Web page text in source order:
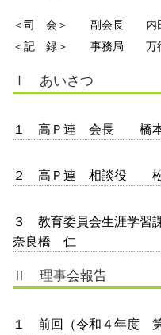
＜司 会＞ 副会長 内
＜記 録＞ 事務局 万
Ⅰ あいさつ
１ 高Ｐ連 会長 橋
２ 高Ｐ連 相談役
３ 教育委員会生涯学
奈良橋 仁
Ⅱ 理事会報告
１ 前回（令和４年度